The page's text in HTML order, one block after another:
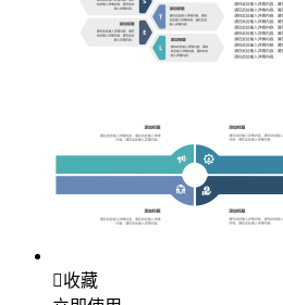
收藏